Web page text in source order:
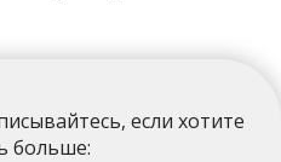
если хотите
больше: